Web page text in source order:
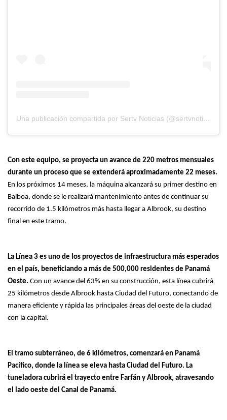
Una publicación compartida por Sertv Noticias (@sertvnoticias)
Con este equipo, se proyecta un avance de 220 metros mensuales
durante un proceso que se extenderá aproximadamente 22 meses.
En los próximos 14 meses, la máquina alcanzará su primer destino en
Balboa, donde se le realizará mantenimiento antes de continuar su
recorrido de 1.5 kilómetros más hasta llegar a Albrook, su destino
final en este tramo.
La Línea 3 es uno de los proyectos de infraestructura más esperados
en el país, beneficiando a más de 500,000 residentes de Panamá
Oeste. Con un avance del 63% en su construcción, esta línea cubrirá
25 kilómetros desde Albrook hasta Ciudad del Futuro, conectando de
manera eficiente y rápida las principales áreas del oeste de la ciudad
con la capital.
El tramo subterráneo, de 6 kilómetros, comenzará en Panamá
Pacífico, donde la línea se eleva hasta Ciudad del Futuro. La
tuneladora cubrirá el trayecto entre Farfán y Albrook, atravesando
el lado oeste del Canal de Panamá.